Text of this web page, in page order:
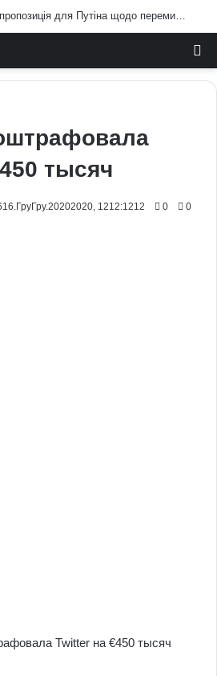
У Зеленського нова пропозиція для Путіна щодо перемир’я: подробиці
тысяч
1212:1212 0 0